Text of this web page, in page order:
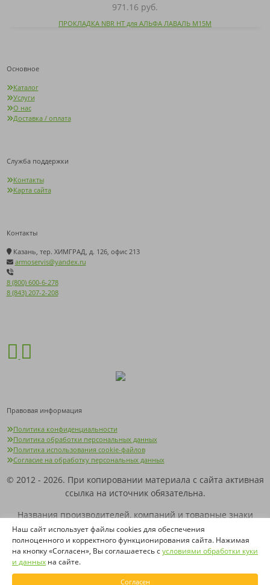
971.16 руб.
ПРОКЛАДКА NBR HT для АЛЬФА ЛАВАЛЬ M15M
Наш сайт использует файлы cookies для обеспечения
полноценного и корректного функционирования сайта. Нажимая
на кнопку «Согласен», Вы соглашаетесь сусловиями обработки куки
и данных на сайте.
Согласен
Основное
Каталог
Услуги
О нас
Доставка / оплата
Служба поддержки
Контакты
Карта сайта
Контакты
Казань, тер. ХИМГРАД, д. 126, офис 213
armoservis@yandex.ru
8 (800) 600-6-278
8 (843) 207-2-208
Правовая информация
Политика конфиденциальности
Политика обработки персональных данных
Политика использования cookie-файлов
Согласие на обработку персональных данных
© 2012 - 2026. При копировании материала с сайта активная
ссылка на источник обязательна.
Названия производителей, компаний и товарные знаки
используются на сайте исключительно в информационных
(справочных) целях. Все товарные знаки и фирменные
наименования являются собственностью их